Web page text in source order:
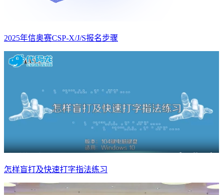
2025年信奥赛CSP-X/J/S报名步骤
怎样盲打及快速打字指法练习